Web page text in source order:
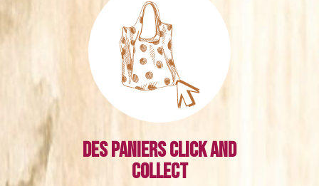
Des paniers click and
collect